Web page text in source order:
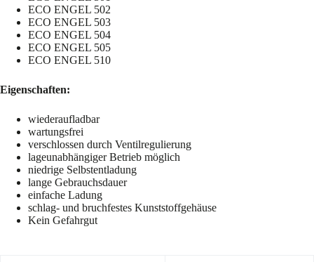
ECO ENGEL 502
ECO ENGEL 503
ECO ENGEL 504
ECO ENGEL 505
ECO ENGEL 510
Eigenschaften:
wiederaufladbar
wartungsfrei
verschlossen durch Ventilregulierung
lageunabhängiger Betrieb möglich
niedrige Selbstentladung
lange Gebrauchsdauer
einfache Ladung
schlag- und bruchfestes Kunststoffgehäuse
Kein Gefahrgut